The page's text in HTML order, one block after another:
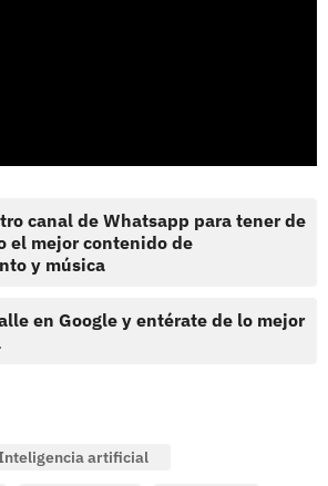
canal de Whatsapp para tener de
el mejor contenido de
y música
en Google y entérate de lo mejor
artificial